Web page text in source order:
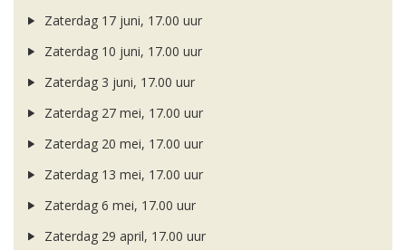
Zaterdag 17 juni, 17.00 uur
Zaterdag 10 juni, 17.00 uur
Zaterdag 3 juni, 17.00 uur
Zaterdag 27 mei, 17.00 uur
Zaterdag 20 mei, 17.00 uur
Zaterdag 13 mei, 17.00 uur
Zaterdag 6 mei, 17.00 uur
Zaterdag 29 april, 17.00 uur